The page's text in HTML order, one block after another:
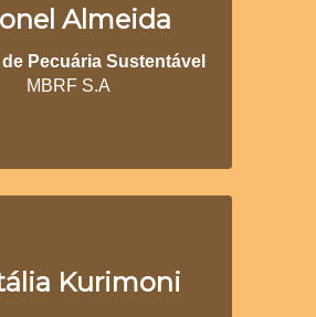
Almeida
Pecuária Sustentável
MBRF S.A
Kurimoni